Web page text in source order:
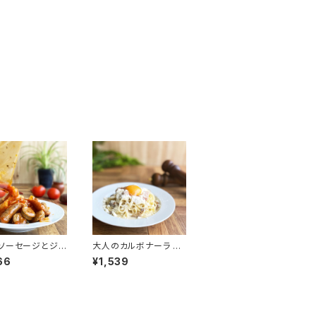
ーセージとジャ
アラビアータ
大人のカルボナーラ ク
ワトロフォルマッジ風ソ
ース
¥1,539